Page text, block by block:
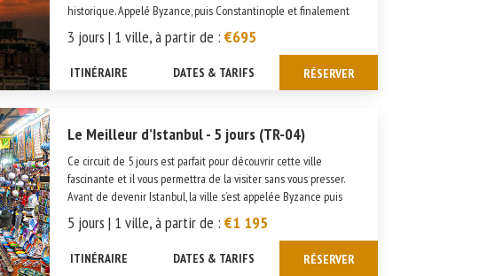
historique. Appelé Byzance, puis Constantinople et finalement
Istanbul, ce lieu fascinant est traversé par le Bosphore. Le
partage entre orie...
3 jours | 1 ville, à partir de :€695
ITINÉRAIRE DATES & TARIFS RÉSERVER
Le Meilleur d’Istanbul - 5 jours (TR-04)
Ce circuit de 5 jours est parfait pour découvrir cette ville
fascinante et il vous permettra de la visiter sans vous presser.
Avant de devenir Istanbul, la ville s’est appelée Byzance puis
Constantinople. À mi-chemin entre l’Europe et l’Asie, cette
destination ...
5 jours | 1 ville, à partir de :€1 195
ITINÉRAIRE DATES & TARIFS RÉSERVER